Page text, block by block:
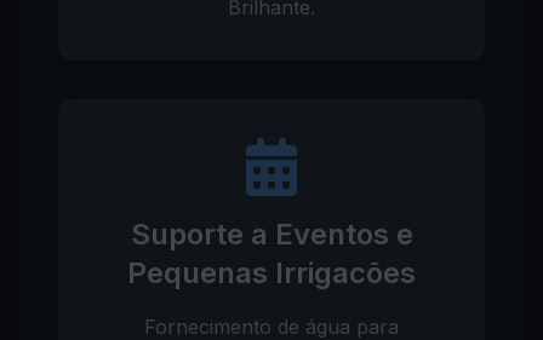
Brilhante.
Suporte a Eventos e
Pequenas Irrigacões
Fornecimento de água para